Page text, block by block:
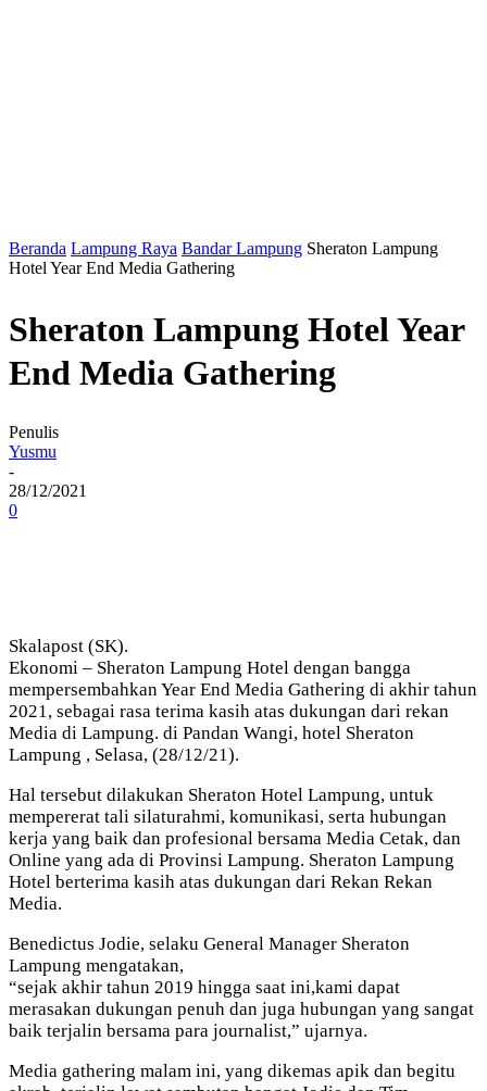
Beranda Lampung Raya Bandar Lampung Sheraton Lampung
Hotel Year End Media Gathering
Sheraton Lampung Hotel Year
End Media Gathering
Penulis
Yusmu
-
28/12/2021
0
Skalapost (SK).
Ekonomi – Sheraton Lampung Hotel dengan bangga
mempersembahkan Year End Media Gathering di akhir tahun
2021, sebagai rasa terima kasih atas dukungan dari rekan
Media di Lampung. di Pandan Wangi, hotel Sheraton
Lampung , Selasa, (28/12/21).
Hal tersebut dilakukan Sheraton Hotel Lampung, untuk
mempererat tali silaturahmi, komunikasi, serta hubungan
kerja yang baik dan profesional bersama Media Cetak, dan
Online yang ada di Provinsi Lampung. Sheraton Lampung
Hotel berterima kasih atas dukungan dari Rekan Rekan
Media.
Benedictus Jodie, selaku General Manager Sheraton
Lampung mengatakan,
“sejak akhir tahun 2019 hingga saat ini,kami dapat
merasakan dukungan penuh dan juga hubungan yang sangat
baik terjalin bersama para journalist,” ujarnya.
Media gathering malam ini, yang dikemas apik dan begitu